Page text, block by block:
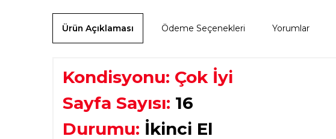
Ürün Açıklaması Ödeme Seçenekleri Yorumlar
Kondisyonu: Çok İyi
Sayfa Sayısı: 16
Durumu: İkinci El